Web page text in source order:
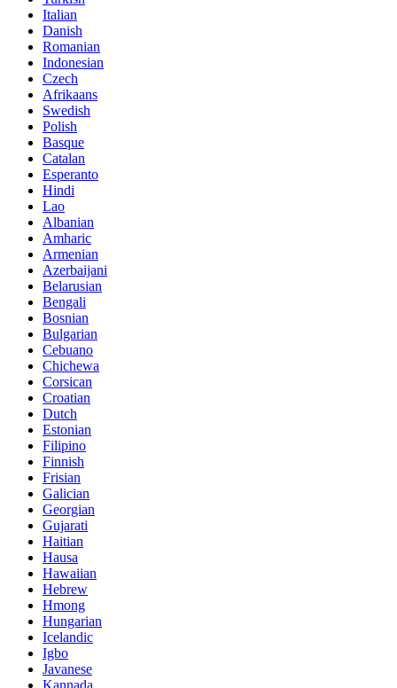
Italian
Danish
Romanian
Indonesian
Czech
Afrikaans
Swedish
Polish
Basque
Catalan
Esperanto
Hindi
Lao
Albanian
Amharic
Armenian
Azerbaijani
Belarusian
Bengali
Bosnian
Bulgarian
Cebuano
Chichewa
Corsican
Croatian
Dutch
Estonian
Filipino
Finnish
Frisian
Galician
Georgian
Gujarati
Haitian
Hausa
Hawaiian
Hebrew
Hmong
Hungarian
Icelandic
Igbo
Javanese
Kannada